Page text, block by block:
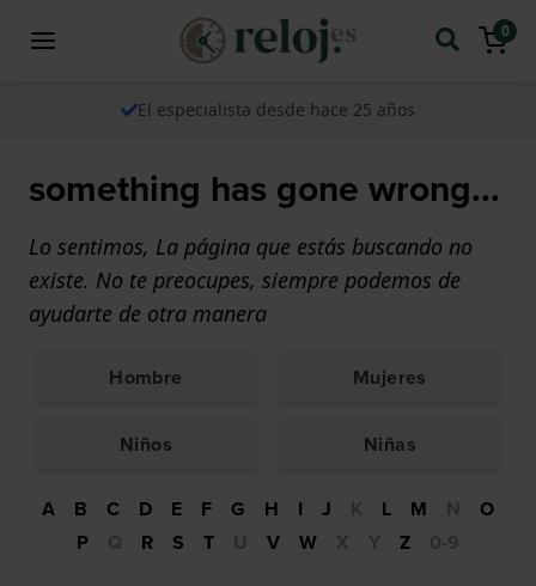
0
El especialista desde hace 25 años
something has gone wrong...
Lo sentimos, La página que estás buscando no
existe. No te preocupes, siempre podemos de
ayudarte de otra manera
Hombre Mujeres
Niños Niñas
A B C D E F G H I J K L M N
O
P
Q R S T U V W X Y Z 0-9